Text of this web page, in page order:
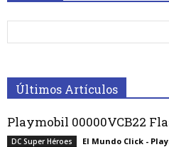
Últimos Artículos
Playmobil 00000VCB22
DC Super Héroes El Mundo Click -